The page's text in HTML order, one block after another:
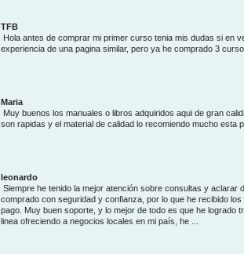
TFB
Hola antes de comprar mi primer curso tenia mis dudas si en
experiencia de una pagina similar, pero ya he comprado 3
Maria
Muy buenos los manuales o libros adquiridos aqui de gran
son rapidas y el material de calidad lo recomiendo mucho esta
leonardo
Siempre he tenido la mejor atención sobre consultas y
comprado con seguridad y confianza, por lo que he recibido
pago. Muy buen soporte, y lo mejor de todo es que he logrado
linea ofreciendo a negocios locales en mi país, he ...